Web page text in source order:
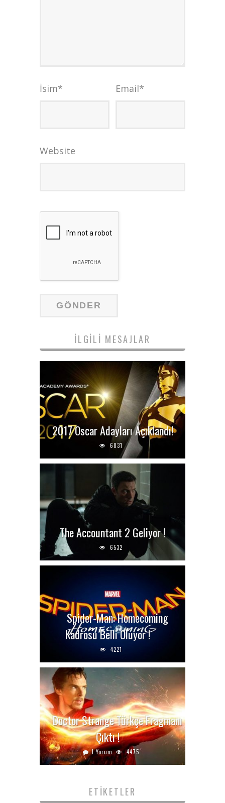
İsim* Email*
Website
İLGILI MESAJLAR
2017 Oscar Adayları Açıklandı!
6831
The Accountant 2 Geliyor !
6532
Spider-Man: Homecoming
Kadrosu Belli Oluyor !
4221
Doctor Strange Türkçe Fragmanı
Çıktı !
1 Yorum 4475
ETIKETLER